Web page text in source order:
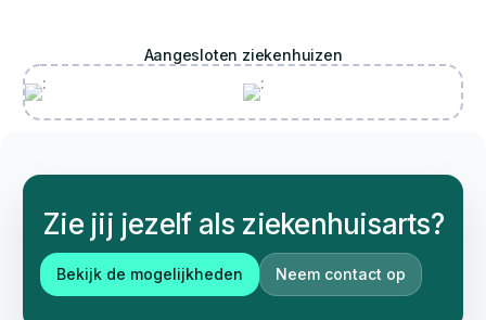
Aangesloten ziekenhuizen
Zie jij jezelf als ziekenhuisarts?
Bekijk de mogelijkheden Neem contact op